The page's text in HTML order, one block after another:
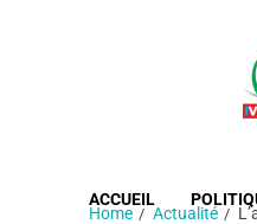
ACCUEIL
Home Actualité